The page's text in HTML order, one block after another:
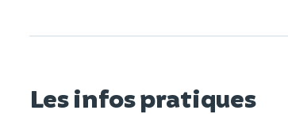
Les infos pratiques